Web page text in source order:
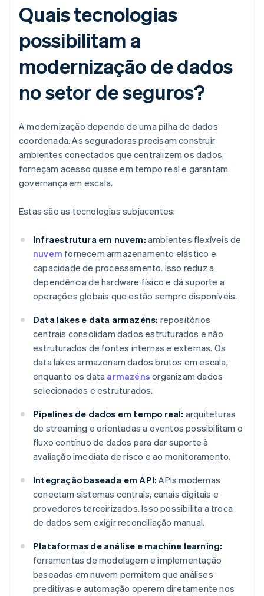
Quais tecnologias
possibilitam a
modernização de dados
no setor de seguros?
A modernização depende de uma pilha de dados
coordenada. As seguradoras precisam construir
ambientes conectados que centralizem os dados,
forneçam acesso quase em tempo real e garantam
governança em escala.
Estas são as tecnologias subjacentes:
Infraestrutura em nuvem: ambientes flexíveis de
nuvem fornecem armazenamento elástico e
capacidade de processamento. Isso reduz a
dependência de hardware físico e dá suporte a
operações globais que estão sempre disponíveis.
Data lakes e data armazéns: repositórios
centrais consolidam dados estruturados e não
estruturados de fontes internas e externas. Os
data lakes armazenam dados brutos em escala,
enquanto os data armazéns organizam dados
selecionados e estruturados.
Pipelines de dados em tempo real: arquiteturas
de streaming e orientadas a eventos possibilitam o
fluxo contínuo de dados para dar suporte à
avaliação imediata de risco e ao monitoramento.
Integração baseada em API: APIs modernas
conectam sistemas centrais, canais digitais e
provedores terceirizados. Isso possibilita a troca
de dados sem exigir reconciliação manual.
Plataformas de análise e machine learning:
ferramentas de modelagem e implementação
baseadas em nuvem permitem que análises
preditivas e automação operem diretamente nos